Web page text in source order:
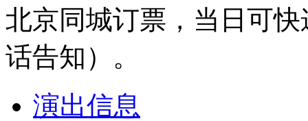
北京同城订票，当日可
话告知）。
演出信息